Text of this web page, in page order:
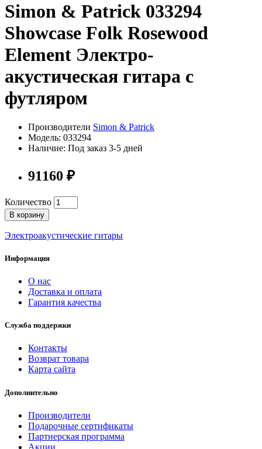
Simon & Patrick 033294
Showcase Folk Rosewood
Element Электро-
акустическая гитара с
футляром
Производители Simon & Patrick
Модель: 033294
Наличие: Под заказ 3-5 дней
91160 ₽
Количество
В корзину
Электроакустические гитары
Информация
О нас
Доставка и оплата
Гарантия качества
Служба поддержки
Контакты
Возврат товара
Карта сайта
Дополнительно
Производители
Подарочные сертификаты
Партнерская программа
Акции